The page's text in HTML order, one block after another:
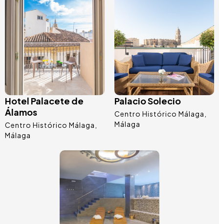
Image
Hotel Palacete de
Álamos
Centro Histórico Málaga
Málaga
Palacio Solecio
Centro Histórico Málaga
Málaga
Image